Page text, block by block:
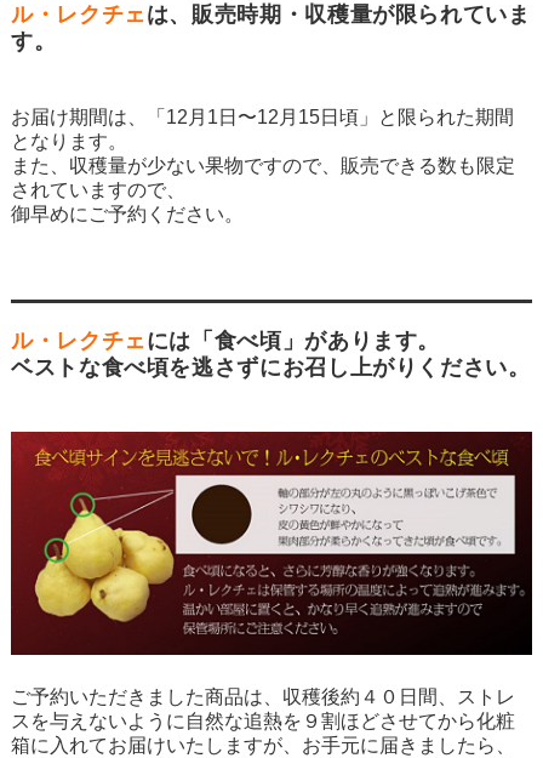
ル・レクチェは、販売時期・収穫量が限られていま
す。
お届け期間は、「12月1日〜12月15日頃」と限られた期間
となります。
また、収穫量が少ない果物ですので、販売できる数も限定
されていますので、
御早めにご予約ください。
ル・レクチェには「食べ頃」があります。
ベストな食べ頃を逃さずにお召し上がりください。
ご予約いただきました商品は、収穫後約４０日間、ストレ
スを与えないように自然な追熱を９割ほどさせてから化粧
箱に入れてお届けいたしますが、お手元に届きましたら、